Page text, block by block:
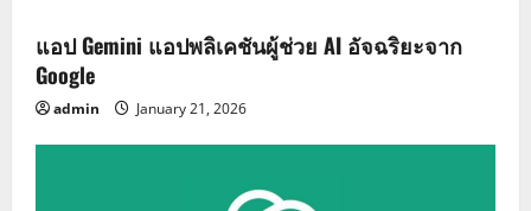
แอป Gemini แอปพลิเคชันผู้ช่วย AI อัจฉริยะจาก
Google
admin January 21, 2026